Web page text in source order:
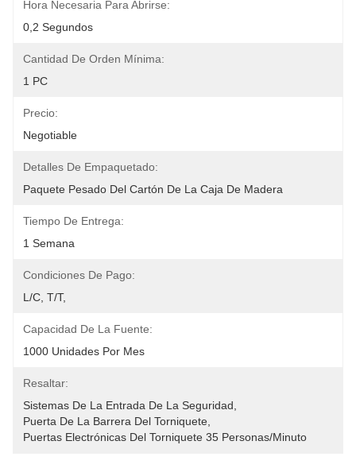
Hora Necesaria Para Abrirse:
0,2 Segundos
Cantidad De Orden Mínima:
1 PC
Precio:
Negotiable
Detalles De Empaquetado:
Paquete Pesado Del Cartón De La Caja De Madera
Tiempo De Entrega:
1 Semana
Condiciones De Pago:
L/C, T/T,
Capacidad De La Fuente:
1000 Unidades Por Mes
Resaltar:
Sistemas De La Entrada De La Seguridad
Puerta De La Barrera Del Torniquete
Puertas Electrónicas Del Torniquete 35 Personas/minuto